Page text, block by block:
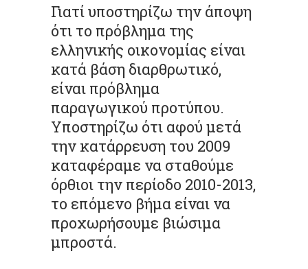
Γιατί υποστηρίζω την άποψη
ότι το πρόβλημα της
ελληνικής οικονομίας είναι
κατά βάση διαρθρωτικό,
είναι πρόβλημα
παραγωγικού προτύπου.
Υποστηρίζω ότι αφού μετά
την κατάρρευση του 2009
καταφέραμε να σταθούμε
όρθιοι την περίοδο 2010-2013,
το επόμενο βήμα είναι να
προχωρήσουμε βιώσιμα
μπροστά.